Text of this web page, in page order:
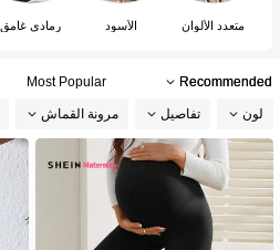
متعدد الألوان الأسود رمادي غامق
Recommended
Most Popular
لون تفاصيل مرونة القماش